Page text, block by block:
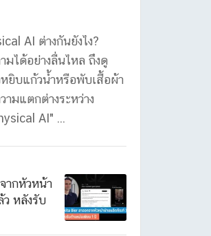
AI ต่างกันยังไง?
ได้อย่างลื่นไหล ถึงดู
หยิบแก้วน้ำหรือพับเสื้อผ้า
ามแตกต่างระหว่าง
AI" ...
ากหัวหน้า
หลังรับ